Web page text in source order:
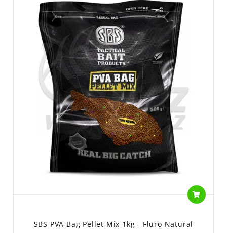
SBS PVA Bag Pellet Mix 1kg - Fluro Natural